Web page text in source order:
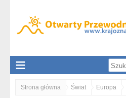
Strona główna Świat Europa